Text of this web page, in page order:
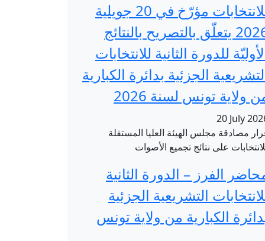
للانتخابات مؤرّخ في 20 جويلية
2026 يتعلّق بالتصريح بالنتائج
للدورة الثانية للانتخابات
الجزئية بدائرة الكبارية
ولاية تونس لسنة 2026
20 July
مصادقة مجلس الهيئة العليا المستقلة
على نتائج تجميع الأصوات
الفرز – الدورة الثانية
التشريعية الجزئية
الكبارية من ولاية تونس